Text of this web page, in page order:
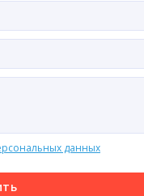
данных